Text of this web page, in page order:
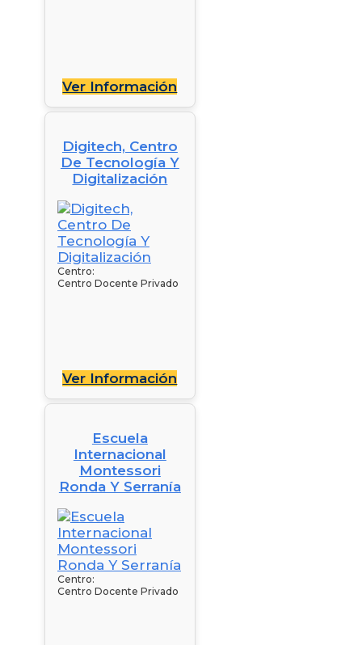
Ver Información
Digitech, Centro
De Tecnología Y
Digitalización
Centro:
Centro Docente Privado
Ver Información
Escuela
Internacional
Montessori
Ronda Y Serranía
Centro:
Centro Docente Privado